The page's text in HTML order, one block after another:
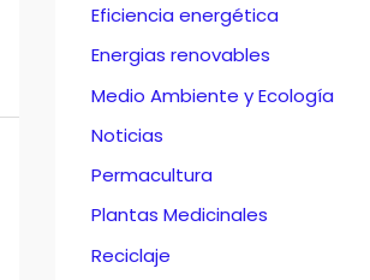
Eficiencia energética
Energias renovables
Medio Ambiente y Ecología
Noticias
Permacultura
Plantas Medicinales
Reciclaje